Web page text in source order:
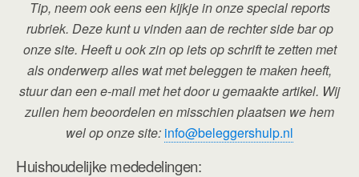
Tip, neem ook eens een kijkje in onze special reports
rubriek. Deze kunt u vinden aan de rechter side bar op
onze site. Heeft u ook zin op iets op schrift te zetten met
als onderwerp alles wat met beleggen te maken heeft,
stuur dan een e-mail met het door u gemaakte artikel. Wij
zullen hem beoordelen en misschien plaatsen we hem
wel op onze site: info@beleggershulp.nl
Huishoudelijke mededelingen: